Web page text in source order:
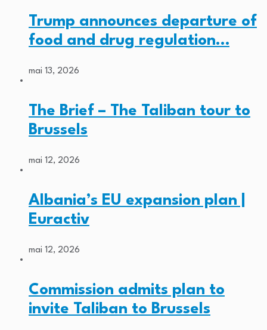
Trump announces departure of
food and drug regulation…
mai 13, 2026
The Brief – The Taliban tour to
Brussels
mai 12, 2026
Albania’s EU expansion plan |
Euractiv
mai 12, 2026
Commission admits plan to
invite Taliban to Brussels